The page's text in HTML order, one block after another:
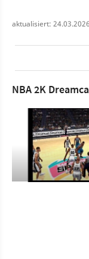
aktualisiert:
NBA 2K